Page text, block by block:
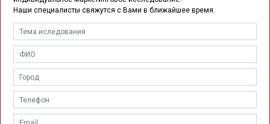
Наши специалисты свяжутся с Вами в ближайшее время.